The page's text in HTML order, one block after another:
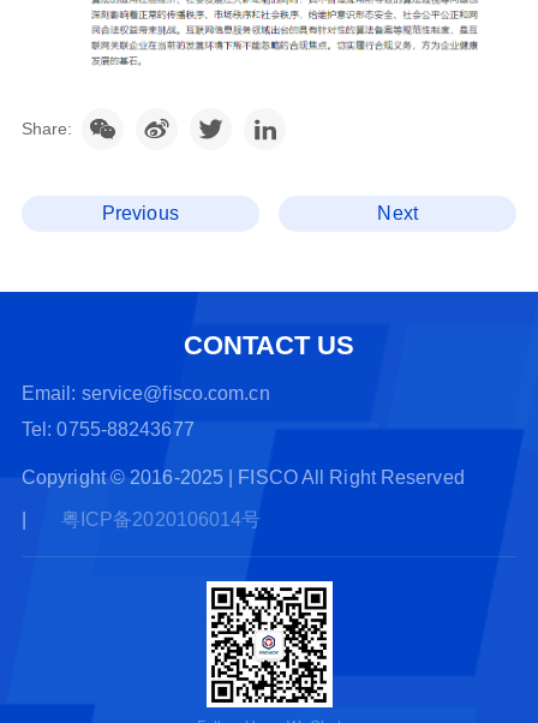
Share:
Previous Next
CONTACT US
Email: service@fisco.com.cn
Tel: 0755-88243677
Copyright © 2016-2025 | FISCO All Right Reserved
粤ICP备2020106014号